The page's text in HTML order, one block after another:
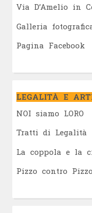
Via D’Amelio in
Galleria
Pagina Facebook
LEGALITÀ E
NOI siamo LORO
Tratti di Legalità
La coppola e la
Pizzo contro Pizzo